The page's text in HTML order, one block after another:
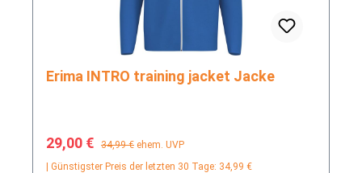
Erima INTRO training jacket Jacke
Verkaufspreis:
29,00 € Regulärer Preis:
34,99 € ehem. UVP
| Günstigster Preis der letzten 30 Tage: 34,99 €